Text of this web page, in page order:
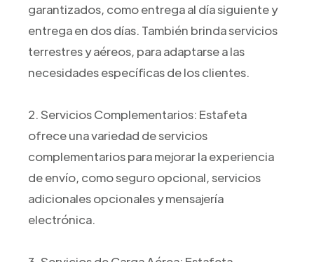
garantizados, como entrega al día siguiente y
entrega en dos días. También brinda servicios
terrestres y aéreos, para adaptarse a las
necesidades específicas de los clientes.
2. Servicios Complementarios: Estafeta
ofrece una variedad de servicios
complementarios para mejorar la experiencia
de envío, como seguro opcional, servicios
adicionales opcionales y mensajería
electrónica.